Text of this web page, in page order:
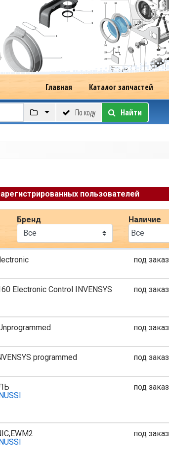
Главная Каталог запчастей
По коду Найти
пользователей
Бренд Наличие
под заказ
Electronic Control INVENSYS
под заказ
под заказ
programmed
под заказ
под заказ
под заказ